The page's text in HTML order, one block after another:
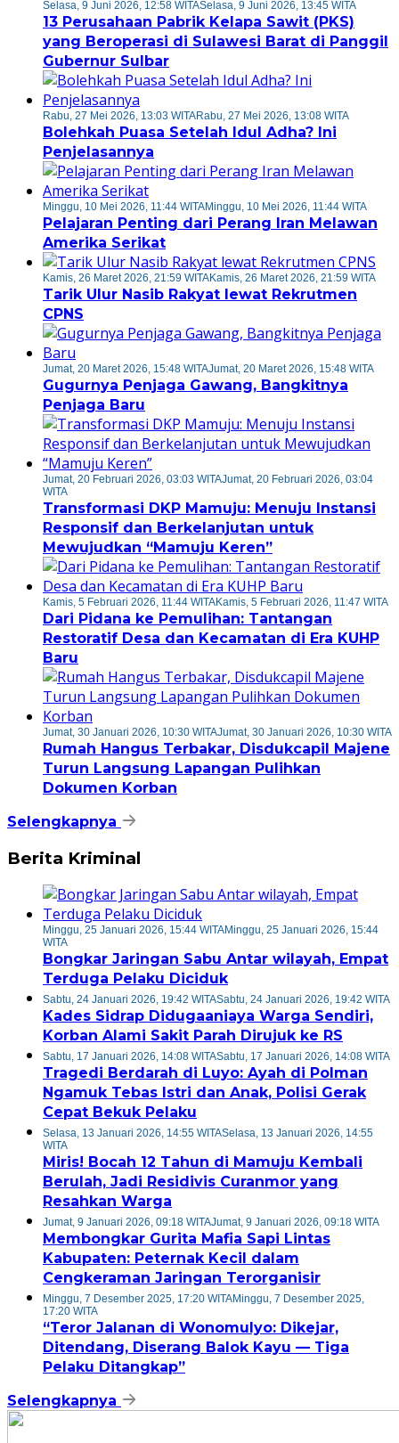
Selasa, 9 Juni 2026, 12:58 WITASelasa, 9 Juni 2026, 13:45 WITA
13 Perusahaan Pabrik Kelapa Sawit (PKS)
yang Beroperasi di Sulawesi Barat di Panggil
Gubernur Sulbar
Rabu, 27 Mei 2026, 13:03 WITARabu, 27 Mei 2026, 13:08 WITA
Bolehkah Puasa Setelah Idul Adha? Ini
Penjelasannya
Minggu, 10 Mei 2026, 11:44 WITAMinggu, 10 Mei 2026, 11:44 WITA
Pelajaran Penting dari Perang Iran Melawan
Amerika Serikat
Kamis, 26 Maret 2026, 21:59 WITAKamis, 26 Maret 2026, 21:59 WITA
Tarik Ulur Nasib Rakyat lewat Rekrutmen
CPNS
Jumat, 20 Maret 2026, 15:48 WITAJumat, 20 Maret 2026, 15:48 WITA
Gugurnya Penjaga Gawang, Bangkitnya
Penjaga Baru
Jumat, 20 Februari 2026, 03:03 WITAJumat, 20 Februari 2026, 03:04
WITA
Transformasi DKP Mamuju: Menuju Instansi
Responsif dan Berkelanjutan untuk
Mewujudkan “Mamuju Keren”
Kamis, 5 Februari 2026, 11:44 WITAKamis, 5 Februari 2026, 11:47 WITA
Dari Pidana ke Pemulihan: Tantangan
Restoratif Desa dan Kecamatan di Era KUHP
Baru
Jumat, 30 Januari 2026, 10:30 WITAJumat, 30 Januari 2026, 10:30 WITA
Rumah Hangus Terbakar, Disdukcapil Majene
Turun Langsung Lapangan Pulihkan
Dokumen Korban
Selengkapnya
Berita Kriminal
Minggu, 25 Januari 2026, 15:44 WITAMinggu, 25 Januari 2026, 15:44
WITA
Bongkar Jaringan Sabu Antar wilayah, Empat
Terduga Pelaku Diciduk
Sabtu, 24 Januari 2026, 19:42 WITASabtu, 24 Januari 2026, 19:42 WITA
Kades Sidrap Didugaaniaya Warga Sendiri,
Korban Alami Sakit Parah Dirujuk ke RS
Sabtu, 17 Januari 2026, 14:08 WITASabtu, 17 Januari 2026, 14:08 WITA
Tragedi Berdarah di Luyo: Ayah di Polman
Ngamuk Tebas Istri dan Anak, Polisi Gerak
Cepat Bekuk Pelaku
Selasa, 13 Januari 2026, 14:55 WITASelasa, 13 Januari 2026, 14:55
WITA
Miris! Bocah 12 Tahun di Mamuju Kembali
Berulah, Jadi Residivis Curanmor yang
Resahkan Warga
Jumat, 9 Januari 2026, 09:18 WITAJumat, 9 Januari 2026, 09:18 WITA
Membongkar Gurita Mafia Sapi Lintas
Kabupaten: Peternak Kecil dalam
Cengkeraman Jaringan Terorganisir
Minggu, 7 Desember 2025, 17:20 WITAMinggu, 7 Desember 2025,
17:20 WITA
“Teror Jalanan di Wonomulyo: Dikejar,
Ditendang, Diserang Balok Kayu — Tiga
Pelaku Ditangkap”
Selengkapnya